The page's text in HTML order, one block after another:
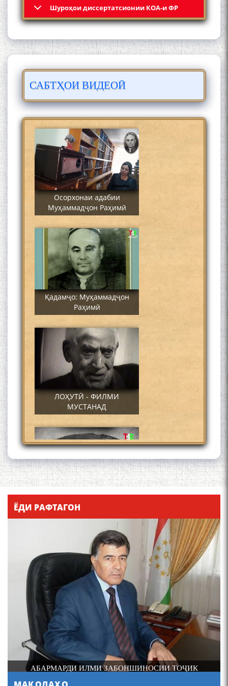
Шyроҳои диссертатсионии КОА-и ФР
САБТҲОИ ВИДЕОӢ
Сайре дар Осорхона
Муҳаммадҷон Раҳимӣ
Осорхонаи адабии
Муҳаммадҷон Раҳимӣ
Қадамҷо: Муҳаммадҷон
Раҳимӣ
ЛОҲУТӢ - ФИЛМИ
МУСТАНАД
Қадамҷо - Лоҳутӣ
4-уми декабр- зодрӯзи
шоири абадзинда Абулқосим
Лоҳутӣ
ЁДИ РАФТАГОН
АБАРМАРДИ ИЛМИ ЗАБОНШИНОСИИ ТОҶИК